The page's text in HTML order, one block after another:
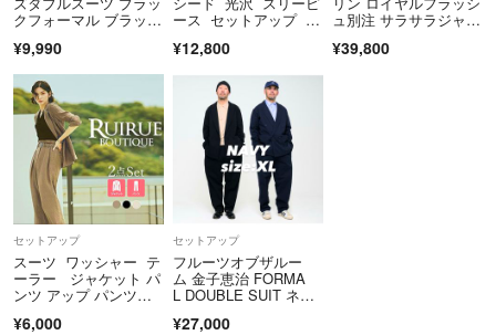
クフォーマル ブラック
祭 定価4.2万
¥9,990
ース セットアップ ス
¥12,800
ュ別注 サラサラジャケ
ップ ブラックL【mut
¥39,800
セットアップ
スーツ ワッシャー テ
ーラー ジャケット パ
ンツ アップ パンツス
¥6,000
セットアップ
フルーツオブザルー
ム 金子恵治 FORMA
L DOUBLE SUIT ネイ
¥27,000